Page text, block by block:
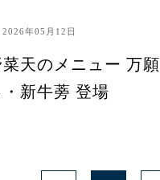
2026年05月12日
天のメニュー 万願
新牛蒡 登場